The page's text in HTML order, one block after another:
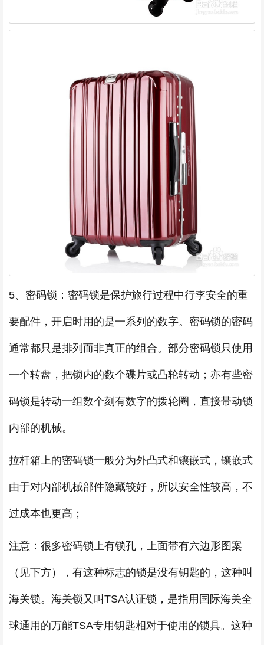
5、密码锁：密码锁是保护旅行过程中行李安全的重
要配件，开启时用的是一系列的数字。密码锁的密码
通常都只是排列而非真正的组合。部分密码锁只使用
一个转盘，把锁内的数个碟片或凸轮转动；亦有些密
码锁是转动一组数个刻有数字的拨轮圈，直接带动锁
内部的机械。
拉杆箱上的密码锁一般分为外凸式和镶嵌式，镶嵌式
由于对内部机械部件隐藏较好，所以安全性较高，不
过成本也更高；
注意：很多密码锁上有锁孔，上面带有六边形图案
（见下方），有这种标志的锁是没有钥匙的，这种叫
海关锁。海关锁又叫TSA认证锁，是指用国际海关全
球通用的万能TSA专用钥匙相对于使用的锁具。这种